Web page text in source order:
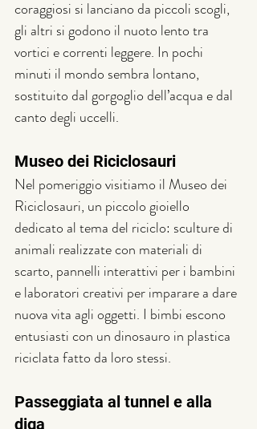
coraggiosi si lanciano da piccoli scogli,
gli altri si godono il nuoto lento tra
vortici e correnti leggere. In pochi
minuti il mondo sembra lontano,
sostituito dal gorgoglio dell’acqua e dal
canto degli uccelli.
Museo dei Riciclosauri
Nel pomeriggio visitiamo il Museo dei
Riciclosauri, un piccolo gioiello
dedicato al tema del riciclo: sculture di
animali realizzate con materiali di
scarto, pannelli interattivi per i bambini
e laboratori creativi per imparare a dare
nuova vita agli oggetti. I bimbi escono
entusiasti con un dinosauro in plastica
riciclata fatto da loro stessi.
Passeggiata al tunnel e alla
diga